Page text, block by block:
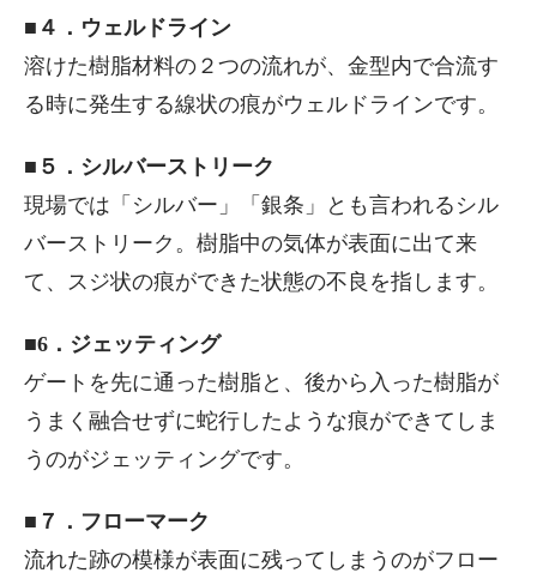
■４．ウェルドライン
溶けた樹脂材料の２つの流れが、金型内で合流す
る時に発生する線状の痕がウェルドラインです。
■５．シルバーストリーク
現場では「シルバー」「銀条」とも言われるシル
バーストリーク。樹脂中の気体が表面に出て来
て、スジ状の痕ができた状態の不良を指します。
■6．ジェッティング
ゲートを先に通った樹脂と、後から入った樹脂が
うまく融合せずに蛇行したような痕ができてしま
うのがジェッティングです。
■７．フローマーク
流れた跡の模様が表面に残ってしまうのがフロー